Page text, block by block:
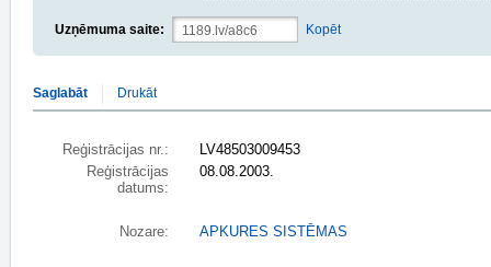
Uzņēmuma saite: Kopēt
Saglabāt Drukāt
Reģistrācijas nr.:
LV48503009453
Reģistrācijas
datums:
08.08.2003.
Nozare: APKURES SISTĒMAS